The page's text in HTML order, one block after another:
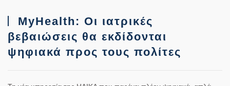
MyHealth: Οι ιατρικές
βεβαιώσεις θα εκδίδονται
ψηφιακά προς τους πολίτες